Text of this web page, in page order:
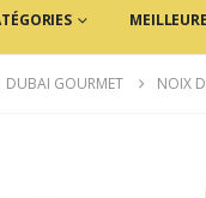
DUBAI GOURMET NOIX